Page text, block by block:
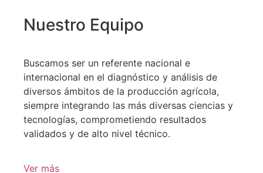
Nuestro Equipo
Buscamos ser un referente nacional e
internacional en el diagnóstico y análisis de
diversos ámbitos de la producción agrícola,
siempre integrando las más diversas ciencias y
tecnologías, comprometiendo resultados
validados y de alto nivel técnico.
Ver más